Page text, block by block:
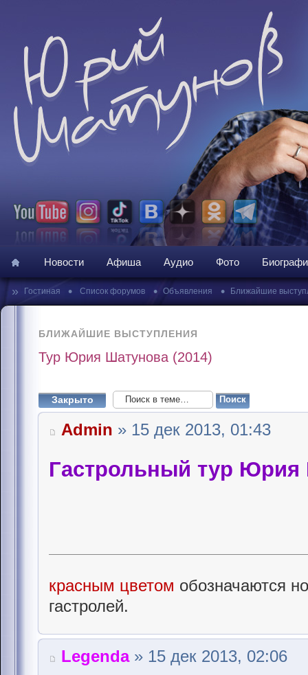
Новости Афиша Аудио Фото
» Гостиная • Список форумов • Объявления • Ближайшие
БЛИЖАЙШИЕ ВЫСТУПЛЕНИЯ
Тур Юрия Шатунова (2014)
Закрыто
Admin » 15 дек 2013, 01:43
Гастрольный тур Юрия
красным цветом обозначаются
гастролей.
Legenda» 15 дек 2013, 02:06